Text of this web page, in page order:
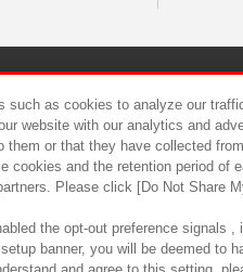
食品のご提供
such as cookies to analyze our
website with our analytics and
them or that they have collected
cookies and the retention period of
Please click [Do Not Share
the opt-out preference signals
banner, you will be deemed to